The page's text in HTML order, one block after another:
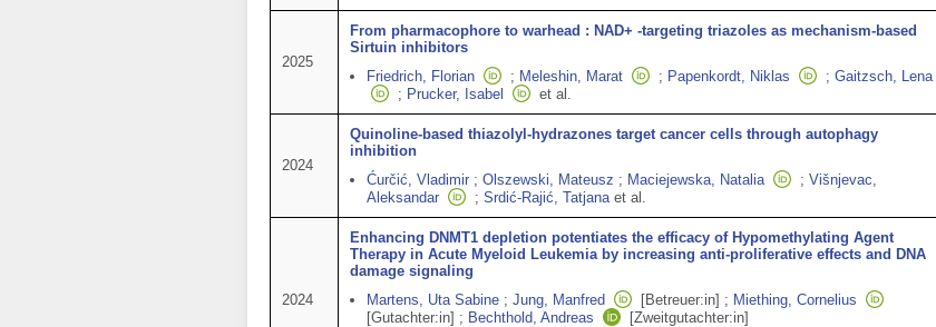
2025
From pharmacophore to warhead : NAD+ ‐targeting triazoles as mechanism‐based
Sirtuin inhibitors
Friedrich, Florian
; Meleshin, Marat ; Papenkordt, Niklas ; Gaitzsch, Lena
; Prucker, Isabel et al.
2024
Quinoline‐based thiazolyl‐hydrazones target cancer cells through autophagy
inhibition
Ćurčić, Vladimir ; Olszewski, Mateusz ; Maciejewska, Natalia ; Višnjevac,
Aleksandar
; Srdić‐Rajić, Tatjana et al.
2024
Enhancing DNMT1 depletion potentiates the efficacy of Hypomethylating Agent
Therapy in Acute Myeloid Leukemia by increasing anti-proliferative effects and DNA
damage signaling
Martens, Uta Sabine ; Jung, Manfred [Betreuer:in] ; Miething, Cornelius
[Gutachter:in] ; Bechthold, Andreas
[Zweitgutachter:in]